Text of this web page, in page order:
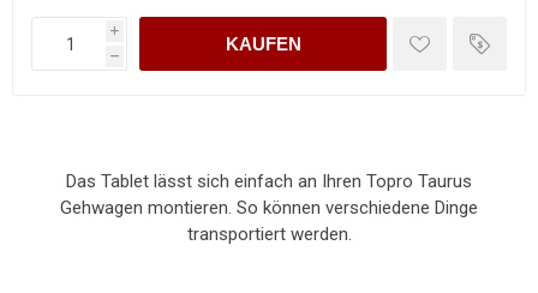
i
h
KAUFEN
Das Tablet lässt sich einfach an Ihren Topro Taurus
Gehwagen montieren. So können verschiedene Dinge
transportiert werden.